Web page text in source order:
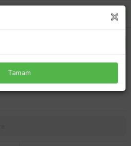
Çantası Su Geçirmez Kumaş Gri
Tamam